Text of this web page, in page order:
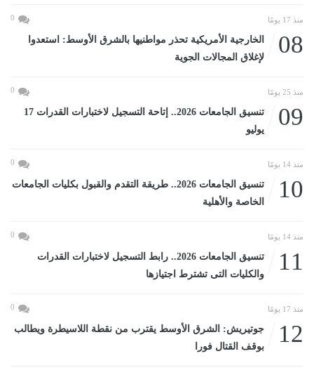
منذ 17 يومًا 0
08
الخارجية الأمريكية تحذر مواطنيها بالشرق الأوسط: استعدوا
لإغلاق المجالات الجوية
منذ 25 يومًا 0
09
تنسيق الجامعات 2026.. إتاحة التسجيل لاختبارات القدرات 17
يوليو
منذ 14 يومًا 0
10
تنسيق الجامعات 2026.. طريقة التقدم والقبول بكليات الجامعات
الخاصة والأهلية
منذ 14 يومًا 0
11
تنسيق الجامعات 2026.. رابط التسجيل لاختبارات القدرات
والكليات التى تشترط اجتيازها
منذ 17 يومًا 0
12
جوتيريش: الشرق الأوسط يقترب من نقطة اللاسيطرة ويطالب
بوقف القتال فورا